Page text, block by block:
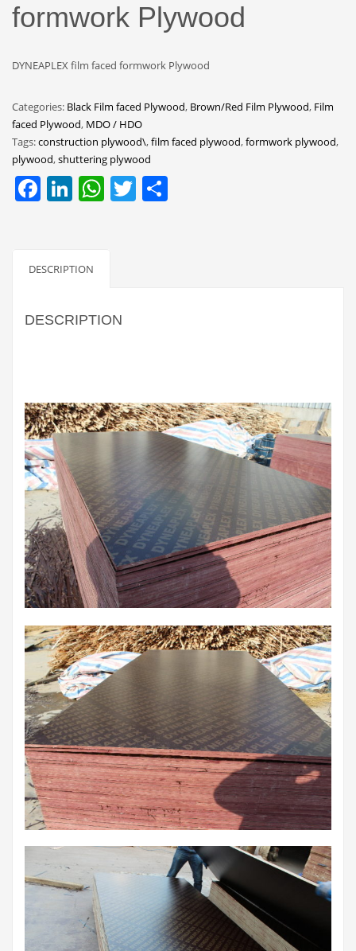
formwork Plywood
DYNEAPLEX film faced formwork Plywood
Categories: Black Film faced Plywood, Brown/Red Film Plywood, Film
faced Plywood, MDO / HDO
Tags:construction plywood\,film faced plywood,formwork plywood,
plywood,shuttering plywood
Facebook
LinkedIn
WhatsApp
Twitter
DESCRIPTION
DESCRIPTION